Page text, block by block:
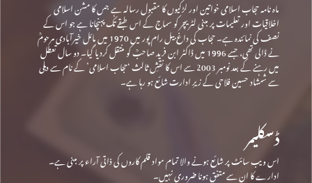
ماہ نامہ حجاب اسلامی خواتین اور لڑکیوں کا مقبول رسالہ ہے جس کا مشن اسلامی
اخلاقیات اور تعلیمات پر مبنی لٹریچر کو سماج کے اس طبقے تک پہنچانا ہے جو اس کے
نصف کی نمائندہ ہے۔ حجاب کی داغ بیل رام پور میں 1970 میں مائل خیرآبادی مرحومؒ
نے ڈالی تھی، جسے 1996 میں ڈاکٹر ابن فرید صاحبؒ کو منتقل کردیا گیا۔ دو سال تعطل
میں رہنے کے بعد نومبر 2003 سے اس کا نقشِ ثالث ‘حجاب اسلامی’ کے نام سے دہلی
سے شمشاد حسین فلاحی کے زیرِ ادارت شائع ہو رہا ہے۔
ڈسکلیمر
اس ویب سائٹ پر شائع ہونے والا تمام مواد قلم کاروں کی ذاتی آراء پر مبنی ہے۔
ادارے کا ان سے متفق ہونا ضروری نہیں۔